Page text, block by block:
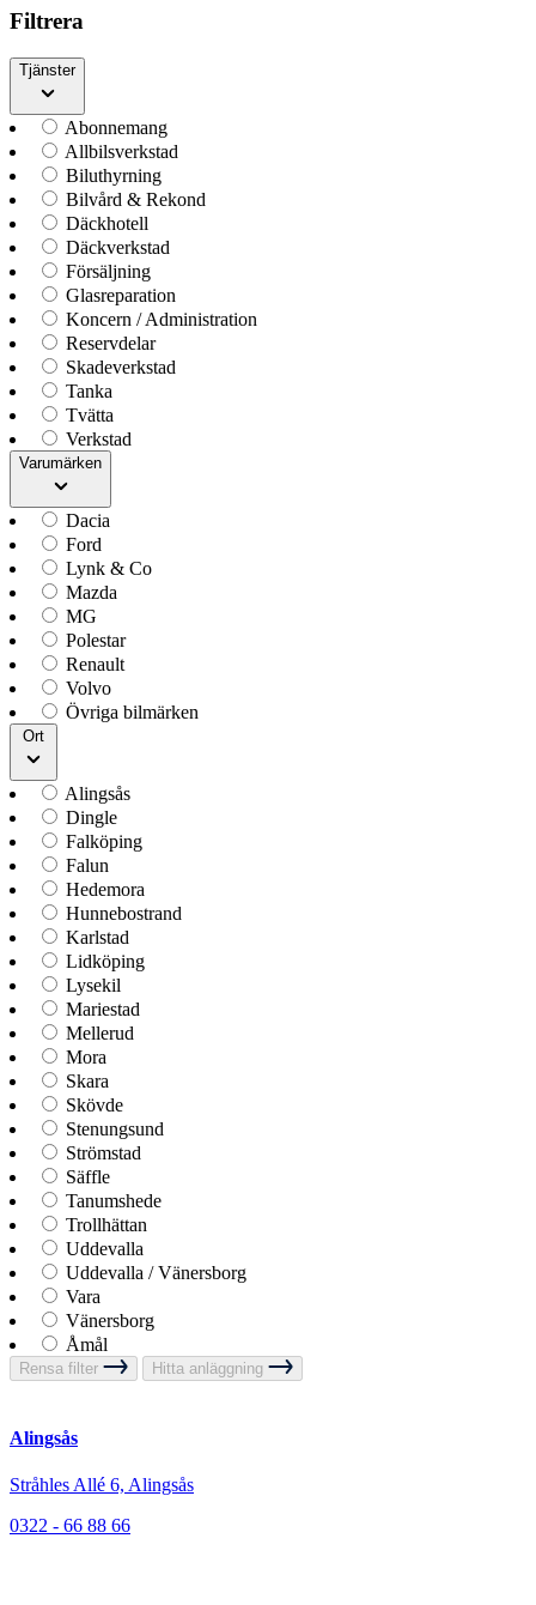
Filtrera
Tjänster
Abonnemang
Allbilsverkstad
Biluthyrning
Bilvård & Rekond
Däckhotell
Däckverkstad
Försäljning
Glasreparation
Koncern / Administration
Reservdelar
Skadeverkstad
Tanka
Tvätta
Verkstad
Varumärken
Dacia
Ford
Lynk & Co
Mazda
MG
Polestar
Renault
Volvo
Övriga bilmärken
Ort
Alingsås
Dingle
Falköping
Falun
Hedemora
Hunnebostrand
Karlstad
Lidköping
Lysekil
Mariestad
Mellerud
Mora
Skara
Skövde
Stenungsund
Strömstad
Säffle
Tanumshede
Trollhättan
Uddevalla
Uddevalla / Vänersborg
Vara
Vänersborg
Åmål
Rensa filter Hitta anläggning
Alingsås
Stråhles Allé 6, Alingsås
0322 - 66 88 66